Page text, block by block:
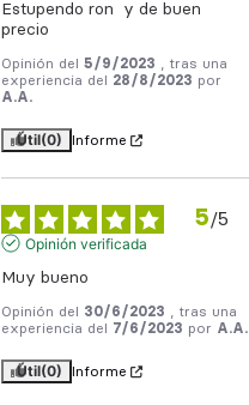
Estupendo ron  y de buen
precio
Opinión del 5/9/2023
, tras una
experiencia del
28/8/2023 por
A.A.
Útil(0) Informe
5/5
Opinión verificada
Muy bueno
Opinión del 30/6/2023
, tras una
experiencia del
7/6/2023 por A.A.
Útil(0) Informe